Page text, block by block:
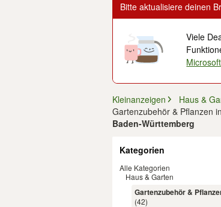
Bitte aktualisiere deinen
Viele
Kleinanzeigen
Haus &
Gartenzubehör & Pflanzen
Baden-Württemberg
Kategorien
Alle Kategorien
Haus & Garten
Gartenzubehör &
(42)